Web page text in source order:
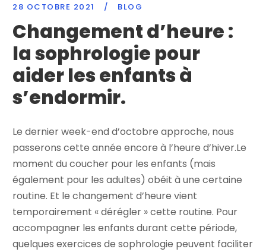
28 OCTOBRE 2021 / BLOG
Changement d’heure :
la sophrologie pour
aider les enfants à
s’endormir.
Le dernier week-end d’octobre approche, nous
passerons cette année encore à l’heure d’hiver.Le
moment du coucher pour les enfants (mais
également pour les adultes) obéit à une certaine
routine. Et le changement d’heure vient
temporairement « dérégler » cette routine. Pour
accompagner les enfants durant cette période,
quelques exercices de sophrologie peuvent faciliter